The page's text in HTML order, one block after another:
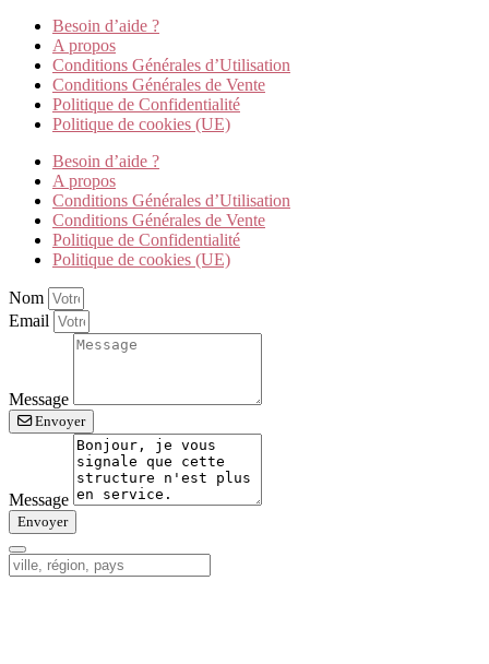
Besoin d’aide ?
A propos
Conditions Générales d’Utilisation
Conditions Générales de Vente
Politique de Confidentialité
Politique de cookies (UE)
Besoin d’aide ?
A propos
Conditions Générales d’Utilisation
Conditions Générales de Vente
Politique de Confidentialité
Politique de cookies (UE)
Nom
Email
Message
Envoyer
Message
Envoyer